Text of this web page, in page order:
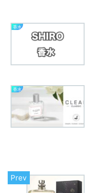
香水
香水